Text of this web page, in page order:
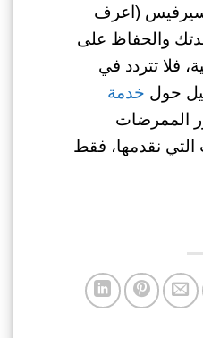
سيرفيس (اعرف
والحفاظ على
فلا تتردد في
حول خدمة
الممرضات
التي نقدمها، فقط